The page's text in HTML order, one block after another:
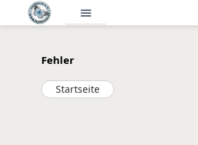
menu
Fehler
Startseite